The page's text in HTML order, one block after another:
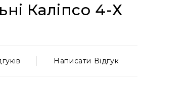
Каліпсо 4-Х
Написати Відгук